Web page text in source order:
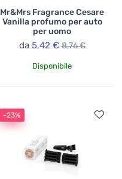
Mr&Mrs Fragrance Cesare
Vanilla profumo per auto
per uomo
da 5,42 € 8,76 €
Disponibile
-23%